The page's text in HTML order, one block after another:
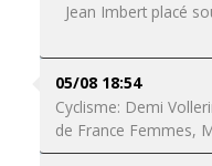
Jean Imbert placé
05/08 18:54
Cyclisme: Demi
de France Femmes,